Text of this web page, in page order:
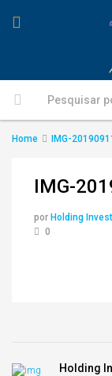
Home IMG-
IMG-
por Holding
0
Holding